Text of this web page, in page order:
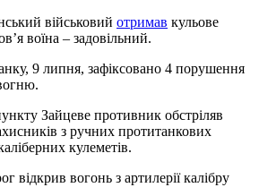
військовий отримав кульове
воїна – задовільний.
9 липня, зафіксовано 4 порушення
Зайцеве противник обстріляв
з ручних протитанкових
кулеметів.
відкрив вогонь з артилерії калібру